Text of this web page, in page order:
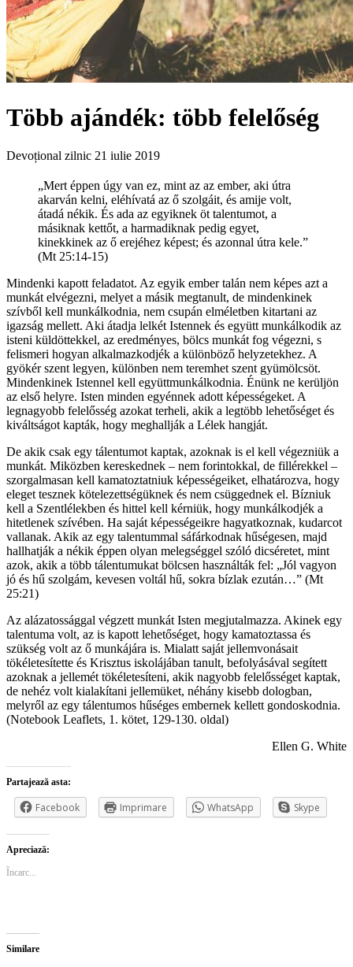
Több ajándék: több felelőség
Devoțional zilnic 21 iulie 2019
„Mert éppen úgy van ez, mint az az ember, aki útra
akarván kelni, eléhívatá az ő szolgáit, és amije volt,
átadá nékik. És ada az egyiknek öt talentumot, a
másiknak kettőt, a harmadiknak pedig egyet,
kinekkinek az ő erejéhez képest; és azonnal útra kele.”
(Mt 25:14-15)
Mindenki kapott feladatot. Az egyik ember talán nem képes azt a
munkát elvégezni, melyet a másik megtanult, de mindenkinek
szívből kell munkálkodnia, nem csupán elméletben kitartani az
igazság mellett. Aki átadja lelkét Istennek és együtt munkálkodik az
isteni küldöttekkel, az eredményes, bölcs munkát fog végezni, s
felismeri hogyan alkalmazkodjék a különböző helyzetekhez. A
gyökér szent legyen, különben nem teremhet szent gyümölcsöt.
Mindenkinek Istennel kell együttmunkálkodnia. Énünk ne kerüljön
az első helyre. Isten minden egyénnek adott képességeket. A
legnagyobb felelősség azokat terheli, akik a legtöbb lehetőséget és
kiváltságot kapták, hogy meghallják a Lélek hangját.
De akik csak egy tálentumot kaptak, azoknak is el kell végezniük a
munkát. Miközben kereskednek – nem forintokkal, de fillérekkel –
szorgalmasan kell kamatoztatniuk képességeiket, elhatározva, hogy
eleget tesznek kötelezettségüknek és nem csüggednek el. Bízniuk
kell a Szentlélekben és hittel kell kérniük, hogy munkálkodjék a
hitetlenek szívében. Ha saját képességeikre hagyatkoznak, kudarcot
vallanak. Akik az egy talentummal sáfárkodnak hűségesen, majd
hallhatják a nékik éppen olyan melegséggel szóló dicséretet, mint
azok, akik a több tálentumukat bölcsen használták fel: „Jól vagyon
jó és hű szolgám, kevesen voltál hű, sokra bízlak ezután…” (Mt
25:21)
Az alázatossággal végzett munkát Isten megjutalmazza. Akinek egy
talentuma volt, az is kapott lehetőséget, hogy kamatoztassa és
szükség volt az ő munkájára is. Mialatt saját jellemvonásait
tökéletesítette és Krisztus iskolájában tanult, befolyásával segített
azoknak a jellemét tökéletesíteni, akik nagyobb felelősséget kaptak,
de nehéz volt kialakítani jellemüket, néhány kisebb dologban,
melyről az egy tálentumos hűséges embernek kellett gondoskodnia.
(Notebook Leaflets, 1. kötet, 129-130. oldal)
Ellen G. White
Partajează asta:
Facebook Imprimare WhatsApp Skype
Apreciază:
Încarc...
Similare